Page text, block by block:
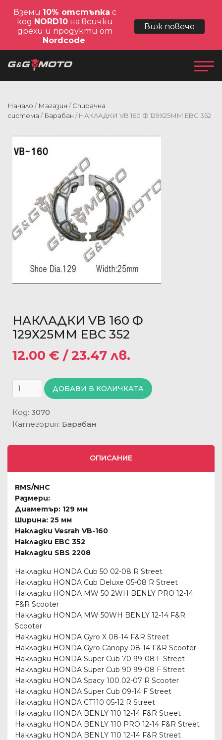
Начало / Магазин /Спирачна
система / Барабан / НАКЛАДКИ VB 160 Ф 129Х25ММ EBC 352
НАКЛАДКИ VB 160 Ф
129Х25ММ EBC 352
12.00 € / 23.47 лв.
ДОБАВИ В КОЛИЧКАТА
Код: 3070
Категория: Барабан
ОПИСАНИЕ
RMS/NHC
Размери:
Диаметър: 129 мм
Ширина: 25 мм
Накладки Vesrah VB-160
Накладки EBC 352
Накладки SBS 2208
Накладки HONDA Cub 50 02-08 R Street
Накладки HONDA Cub Deluxe 05-08 R Street
Накладки HONDA MW 50 2WH BENLY PRO 12-14
F&R Scooter
Накладки HONDA MW 50WH BENLY 12-14 F&R
Scooter
Накладки HONDA Gyro X 08-14 F&R Street
Накладки HONDA Gyro Canopy 08-14 F&R Scooter
Накладки HONDA Super Cub 70 99-08 F Street
Накладки HONDA Super Cub 90 99-08 F Street
Накладки HONDA Spacy 100 02-07 R Scooter
Накладки HONDA Super Cub 09-14 F Street
Накладки HONDA CT110 05-12 R Street
Накладки HONDA BENLY 110 12-14 F&R Street
Накладки HONDA BENLY 110 PRO 12-14 F&R Street
Накладки HONDA BENLY 110 12-14 F&R Street
Вземи 10% отстъпка с
код NORD10на всички
дрехи и продукти от
Nordcode.
Виж повече